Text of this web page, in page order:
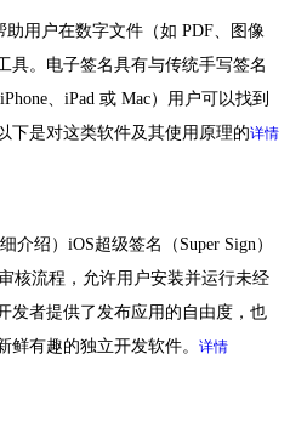
用户在数字文件（如 PDF、图像
具。电子签名具有与传统手写签名
、iPad 或 Mac）用户可以找到
下是对这类软件及其使用原理的详情
介绍）iOS超级签名（Super Sign）
核流程，允许用户安装并运行未经
发者提供了发布应用的自由度，也
有趣的独立开发软件。 详情